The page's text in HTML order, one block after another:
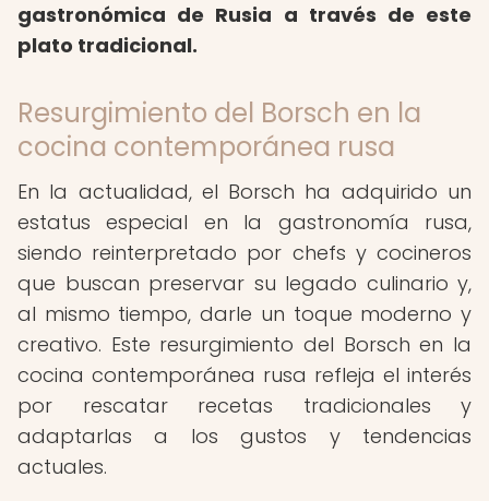
gastronómica de Rusia a través de este
plato tradicional.
Resurgimiento del Borsch en la
cocina contemporánea rusa
En la actualidad, el Borsch ha adquirido un
estatus especial en la gastronomía rusa,
siendo reinterpretado por chefs y cocineros
que buscan preservar su legado culinario y,
al mismo tiempo, darle un toque moderno y
creativo. Este resurgimiento del Borsch en la
cocina contemporánea rusa refleja el interés
por rescatar recetas tradicionales y
adaptarlas a los gustos y tendencias
actuales.